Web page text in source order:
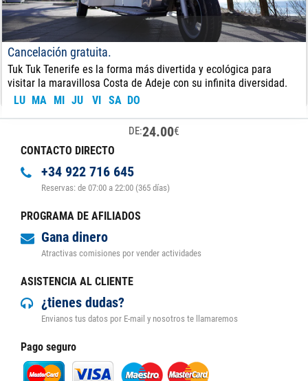
Cancelación gratuita.
Tuk Tuk Tenerife es la forma más divertida y ecológica para
visitar la maravillosa Costa de Adeje con su infinita diversidad.
LU MA MI JU VI SA DO
DE:24.00€
CONTACTO DIRECTO
+34 922 716 645
Reservas: de 07:00 a 22:00 (365 días)
PROGRAMA DE AFILIADOS
Gana dinero
Atractivas comisiones por vender actividades
ASISTENCIA AL CLIENTE
¿tienes dudas?
Envianos tus datos por E-mail y nosotros te llamaremos
Pago seguro